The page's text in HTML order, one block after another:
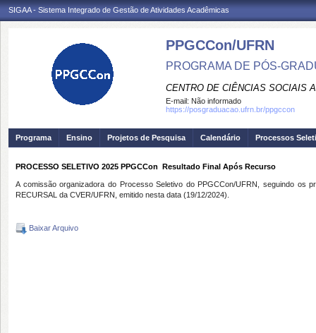
SIGAA - Sistema Integrado de Gestão de Atividades Acadêmicas
PPGCCon/UFRN
PROGRAMA DE PÓS-
CENTRO DE CIÊNCIAS SOCIAIS
E-mail: Não informado
https://posgraduacao.ufrn.br/ppgccon
Programa Ensino Projetos de Pesquisa Calendário Processos
PROCESSO SELETIVO 2025 PPGCCon  Resultado Final Após Recurso
A comissão organizadora do Processo Seletivo do PPGCCon/UFRN, seguindo os
RECURSAL da CVER/UFRN, emitido nesta data (19/12/2024).
Baixar Arquivo